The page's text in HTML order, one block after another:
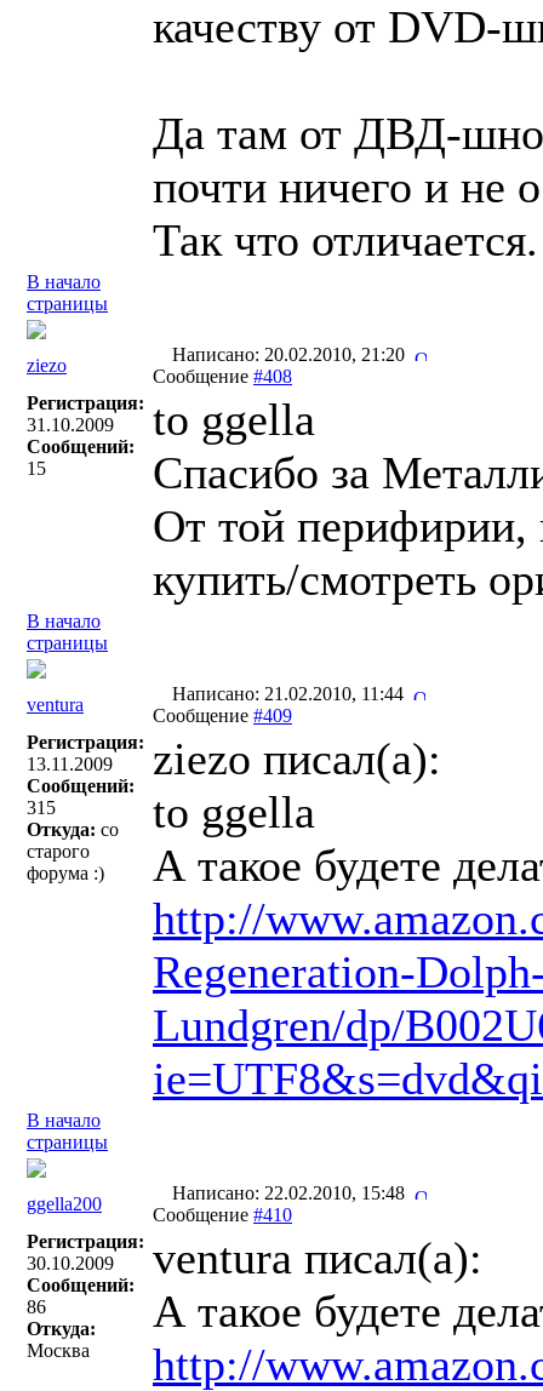
качеству от DVD-
Да там от ДВД-
почти ничего и не
Так что отличается.
В начало
страницы
ziezo
Написано: 20.02.2010, 21:20
Сообщение #408
Регистрация:
31.10.2009
Сообщений:
15
to ggella
Спасибо за
От той перифирии,
купить/смотреть
В начало
страницы
ventura
Написано: 21.02.2010, 11:44
Сообщение #409
Регистрация:
13.11.2009
Сообщений:
315
Откуда: со
старого
форума :)
ziezo писал(a):
to ggella
А такое будете
http://
Regeneration-
Lundgren/dp/
В начало
страницы
ggella200
Написано: 22.02.2010, 15:48
Сообщение #410
Регистрация:
30.10.2009
Сообщений:
86
Откуда:
Москва
ventura писал(a):
А такое будете
http://